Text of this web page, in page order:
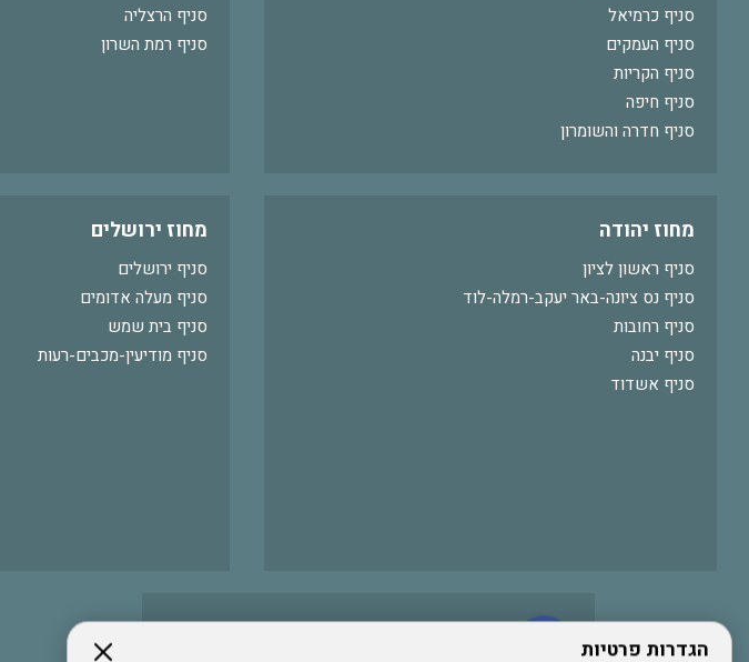
הגדרות פרטיות
סניף כרמיאל
סניף העמקים
סניף הקריות
סניף חיפה
סניף חדרה והשומרון
סניף הרצליה
סניף רמת השרון
מחוז יהודה
סניף ראשון לציון
סניף נס ציונה-באר יעקב-רמלה-לוד
סניף רחובות
סניף יבנה
סניף אשדוד
מחוז ירושלים
סניף ירושלים
סניף מעלה אדומים
סניף בית שמש
סניף מודיעין-מכבים-רעות